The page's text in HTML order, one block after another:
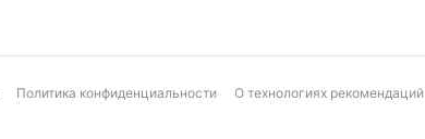
Политика конфиденциальности О технологиях рекомендаций